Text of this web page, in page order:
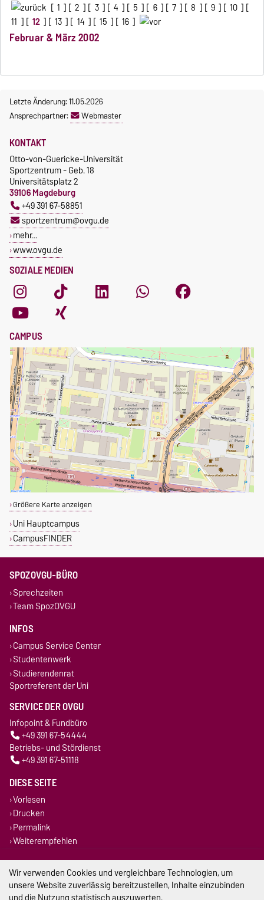
[ 1 ] [ 2 ] [ 3 ] [ 4 ] [ 5 ] [ 6 ] [ 7 ] [ 8 ] [ 9 ] [ 10 ] [
11 ] [ 12 ] [ 13 ] [ 14 ] [ 15 ] [ 16 ]
Februar & März 2002
Letzte Änderung: 11.05.2026
Ansprechpartner:
Webmaster
SOZIALE MEDIEN
KONTAKT
Otto-von-Guericke-Universität
Sportzentrum - Geb. 18
Universitätsplatz 2
39106 Magdeburg
+49 391 67-58851
sportzentrum@ovgu.de
mehr…
www.ovgu.de
CAMPUS
Größere Karte anzeigen
Uni Hauptcampus
CampusFINDER
SPOZOVGU-BÜRO
Sprechzeiten
Team SpozOVGU
INFOS
Campus Service Center
Studentenwerk
Studierendenrat
Sportreferent der Uni
SERVICE DER OVGU
Infopoint & Fundbüro
+49 391 67-54444
Betriebs- und Stördienst
+49 391 67-51118
DIESE SEITE
Vorlesen
Drucken
Permalink
Weiterempfehlen
Impressum
Datenschutz
Wir verwenden Cookies und vergleichbare Technologien, um
unsere Website zuverlässig bereitzustellen, Inhalte einzubinden